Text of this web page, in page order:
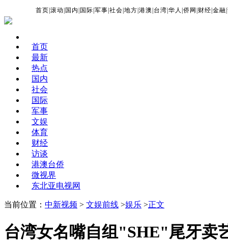
首页 |滚动 国内 国际 |军事 |社会 |地方 |港澳 台湾 |华人 |侨网 财经 |金融 |
首页
最新
热点
国内
社会
国际
军事
文娱
体育
财经
访谈
港澳台侨
微视界
东北亚电视网
当前位置： 中新视频 > 文娱前线 >娱乐 >正文
台湾女名嘴自组"SHE"尾牙卖